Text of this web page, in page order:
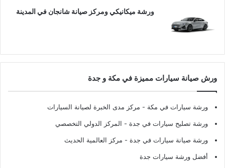
ورشة ميكانيكي ومركز صيانة شانجان في المدينة
ورش صيانة سيارات مميزة في مكة و جدة
ورشة سيارات في مكة - مركز مدى الخبرة لصيانة السيارات
ورشة تصليح سيارات في جدة - المركز الدولي التخصصي
ورشة صيانة سيارات في جدة - مركز العالمية الحديث
أفضل ورشة سيارات جدة